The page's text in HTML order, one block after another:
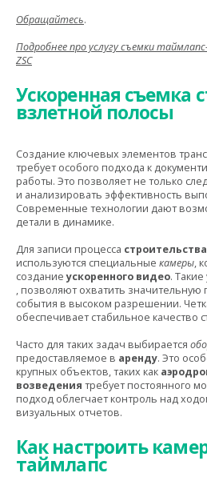
Обращайтесь.
Подробнее про услугу съемки
ZSC
Ускоренная съемка
взлетной полосы
Создание ключевых элементов
требует особого подхода к
работы. Это позволяет не только
и анализировать эффективность
Современные технологии дают
детали в динамике.
Для записи процесса
используются специальные камеры,
созданиеускоренного видео. Такие
, позволяют охватить
события в высоком разрешении.
обеспечивает стабильное качество
Часто для таких задач выбирается
предоставляемое в аренду. Это
крупных объектов, таких как
возведения требует постоянного
подход облегчает контроль над
визуальных отчетов.
Как настроить
таймлапс